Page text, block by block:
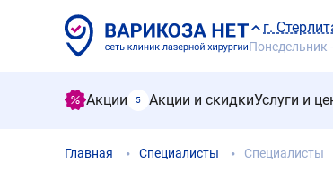
г.
Понедельник
Акции 5 Акции и скидкиУслуги и
Главная Специалисты Специалисты